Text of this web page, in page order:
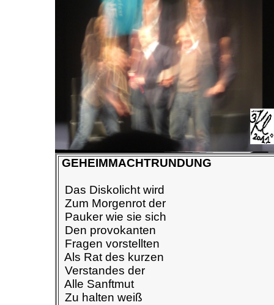
GEHEIMMACHTRUNDUNG
Das Diskolicht wird
Zum Morgenrot der
Pauker wie sie sich
Den provokanten
Fragen vorstellten
Als Rat des kurzen
Verstandes der
Alle Sanftmut
Zu halten weiß